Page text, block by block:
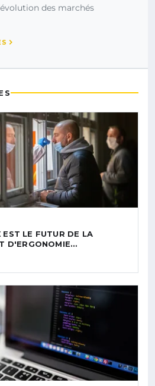
des marchés
LE FUTUR DE LA
D'ERGONOMIE…